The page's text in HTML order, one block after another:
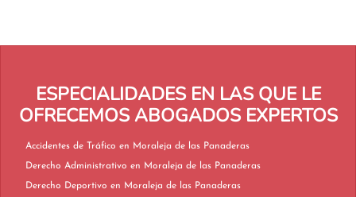
ESPECIALIDADES EN LAS QUE LE
OFRECEMOS ABOGADOS EXPERTOS
Accidentes de Tráfico en Moraleja de las Panaderas
Derecho Administrativo en Moraleja de las Panaderas
Derecho Deportivo en Moraleja de las Panaderas